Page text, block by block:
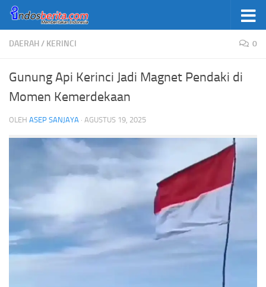
Skip to content
DAERAH/ KERINCI 0
Gunung Api Kerinci Jadi Magnet Pendaki di
Momen Kemerdekaan
OLEH ASEP SANJAYA · AGUSTUS 19, 2025